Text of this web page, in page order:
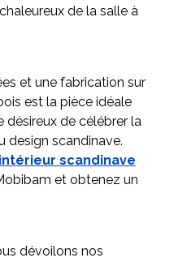
de la salle à
et une fabrication sur
est la pièce idéale
désireux de célébrer la
design scandinave.
scandinave
et obtenez un
dévoilons nos